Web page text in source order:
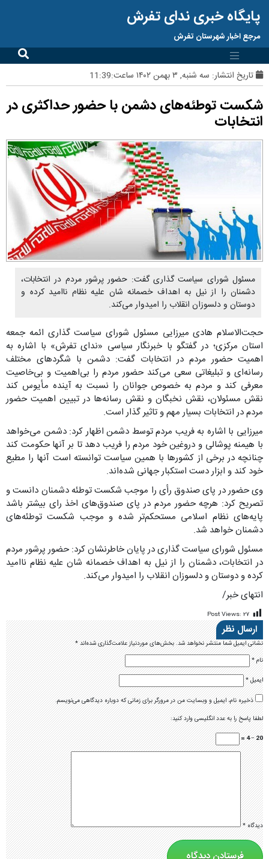
پایگاه خبری ندای تفرش
مرجع اخبار شهرستان تفرش
تاریخ انتشار: سه شنبه, ۳ بهمن ۱۴۰۲ ساعت:11:39
شکست توطئه‌های دشمن با حضور حداکثری در
انتخابات
مسئول شورای سیاست گذاری گفت: حضور پرشور مردم در انتخابات،
دشمنان را از نیل به اهداف خصمانه شان علیه نظام ناامید کرده و
دوستان و دلسوزان انقلاب را امیدوار می‌کند.
حجت‌الاسلام هادی میرزایی مسئول شورای سیاست گذاری ائمه جمعه
استان مرکزی؛ در گفتگو با خبرنگار سیاسی «ندای تفرش» با اشاره به
اهمیت حضور مردم در انتخابات گفت: دشمن با شگردهای مختلف
رسانه‌ای و تبلیغاتی سعی می‌کند حضور مردم را بی‌اهمیت و بی‌خاصیت
معرفی کند و مردم به خصوص جوانان را نسبت به آینده مأیوس کند
نقش مسئولان، نقش نخبگان و نقش رسانه‌ها در تبیین اهمیت حضور
مردم در انتخابات بسیار مهم و تاثیر گذار است.
میرزایی با اشاره به فریب مردم توسط دشمن اظهار کرد: دشمن می‌خواهد
با هیمنه پوشالی و دروغین خود مردم را فریب دهد تا بر آنها حکومت کند
چنانچه در برخی از کشورها با همین سیاست توانسته است آنها را مطیع
خود کند و ابزار دست استکبار جهانی شده‌اند.
وی حضور در پای صندوق رأی را موجب شکست توطئه دشمنان دانست و
تصریح کرد: هرچه حضور مردم در پای صندوق‌های اخذ رای بیشتر باشد
پایه‌های نظام اسلامی مستحکم‌تر شده و موجب شکست توطئه‌های
دشمنان خواهد شد.
مسئول شورای سیاست گذاری در پایان خاطرنشان کرد: حضور پرشور مردم
در انتخابات، دشمنان را از نیل به اهداف خصمانه شان علیه نظام ناامید
کرده و دوستان و دلسوزان انقلاب را امیدوار می‌کند.
انتهای خبر/
Post Views: ۲۷
ارسال نظر
نشانی ایمیل شما منتشر نخواهد شد.بخش‌های موردنیاز علامت‌گذاری شده‌اند*
نام*
ایمیل*
ذخیره نام، ایمیل و وبسایت من در مرورگر برای زمانی که دوباره دیدگاهی می‌نویسم.
لطفا پاسخ را به عدد انگلیسی وارد کنید:
20 − 4 =
دیدگاه*